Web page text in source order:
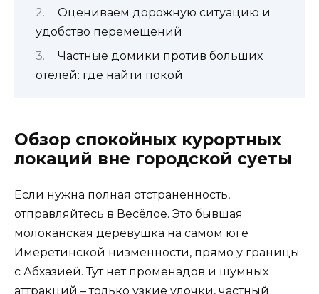
Оцениваем дорожную ситуацию и
удобство перемещений
Частные домики против больших
отелей: где найти покой
Обзор спокойных курортных
локаций вне городской суеты
Если нужна полная отстраненность,
отправляйтесь в Весёлое. Это бывшая
молоканская деревушка на самом юге
Имеретинской низменности, прямо у границы
с Абхазией. Тут нет променадов и шумных
аттракций – только узкие улочки, частный